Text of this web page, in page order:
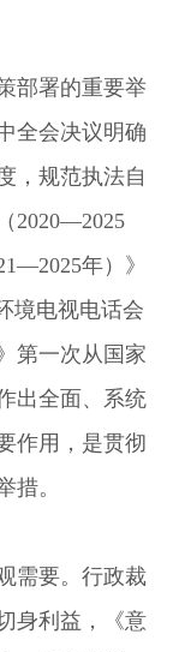
部署的重要举
全会决议明确
，规范执法自
2020—2025
年）》
境电视电话会
第一次从国家
出全面、系统
作用，是贯彻
措。
需要。行政裁
身利益，《意